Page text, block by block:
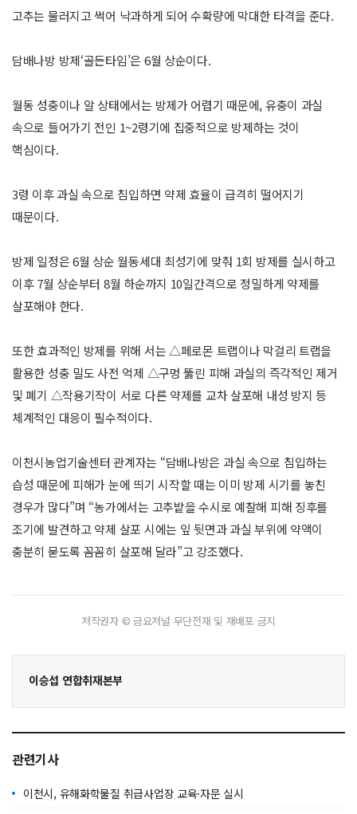
고추는 물러지고 썩어 낙과하게 되어 수확량에 막대한 타격을 준다.
담배나방 방제‘골든타임’은 6월 상순이다.
월동 성충이나 알 상태에서는 방제가 어렵기 때문에, 유충이 과실
속으로 들어가기 전인 1~2령기에 집중적으로 방제하는 것이
핵심이다.
3령 이후 과실 속으로 침입하면 약제 효율이 급격히 떨어지기
때문이다.
방제 일정은 6월 상순 월동세대 최성기에 맞춰 1회 방제를 실시하고
이후 7월 상순부터 8월 하순까지 10일간격으로 정밀하게 약제를
살포해야 한다.
또한 효과적인 방제를 위해 서는 △페로몬 트랩이나 막걸리 트랩을
활용한 성충 밀도 사전 억제 △구멍 뚫린 피해 과실의 즉각적인 제거
및 폐기 △작용기작이 서로 다른 약제를 교차 살포해 내성 방지 등
체계적인 대응이 필수적이다.
이천시농업기술센터 관계자는 “담배나방은 과실 속으로 침입하는
습성 때문에 피해가 눈에 띄기 시작할 때는 이미 방제 시기를 놓친
경우가 많다”며 “농가에서는 고추밭을 수시로 예찰해 피해 징후를
조기에 발견하고 약제 살포 시에는 잎 뒷면과 과실 부위에 약액이
충분히 묻도록 꼼꼼히 살포해 달라”고 강조했다.
저작권자 © 금요저널 무단전재 및 재배포 금지
이승섭 연합취재본부
관련기사
이천시, 유해화학물질 취급사업장 교육·자문 실시